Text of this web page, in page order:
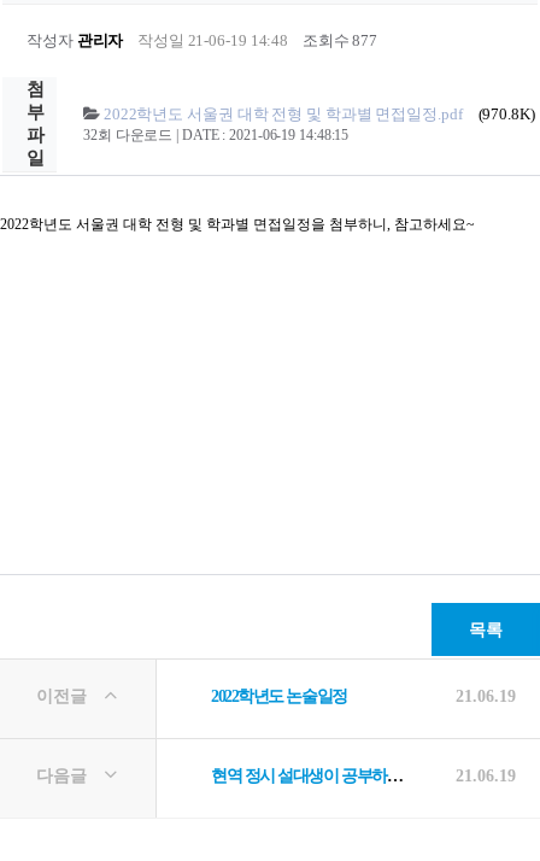
작성자 관리자 작성일 21-06-19 14:48 조회수 877
첨
부
파
일
2022학년도 서울권 대학 전형 및 학과별 면접일정.pdf (970.8K)
32회 다운로드 | DATE : 2021-06-19 14:48:15
2022학년도 서울권 대학 전형 및 학과별 면접일정을 첨부하니, 참고하세요~
목록
이전글 2022학년도 논술일정 21.06.19
다음글 현역 정시 설대생이 공부하며 직접 깨달은 수능 공부에서 가져야 할 태도들... 21.06.19